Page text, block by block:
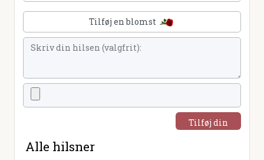
Tilføj en blomst
Tilføj din
Alle hilsner